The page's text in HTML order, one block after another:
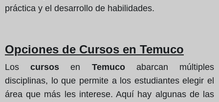
práctica y el desarrollo de habilidades.
Opciones de Cursos en Temuco
Loscursos en Temucoabarcan múltiples
disciplinas, lo que permite a los estudiantes elegir el
área que más les interese. Aquí hay algunas de las